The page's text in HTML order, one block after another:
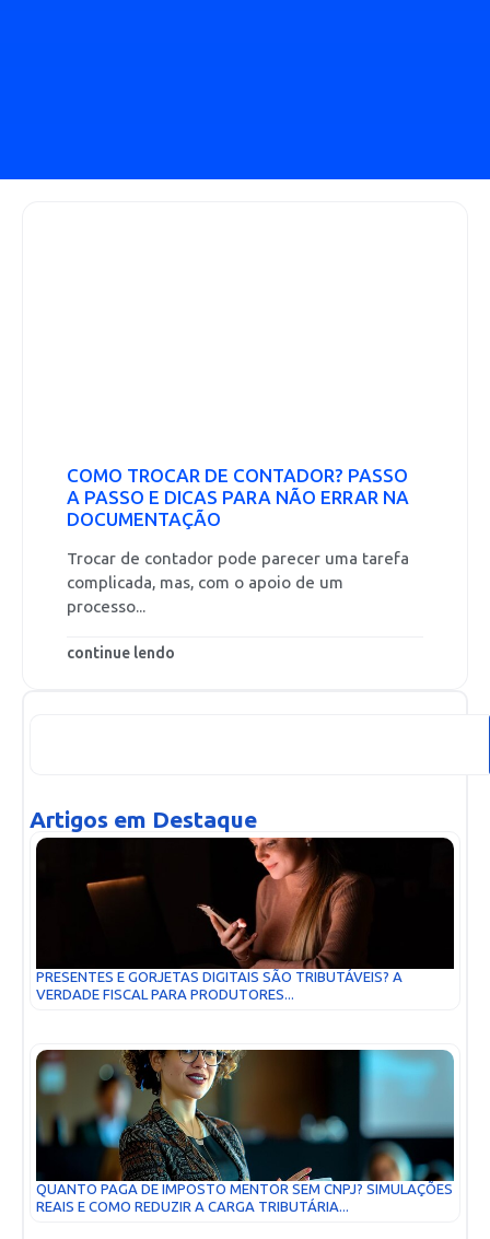
COMO TROCAR DE CONTADOR? PASSO
A PASSO E DICAS PARA NÃO ERRAR NA
DOCUMENTAÇÃO
Trocar de contador pode parecer uma tarefa
complicada, mas, com o apoio de um
processo...
continue lendo
Artigos em Destaque
PRESENTES E GORJETAS DIGITAIS SÃO TRIBUTÁVEIS? A
VERDADE FISCAL PARA PRODUTORES...
QUANTO PAGA DE IMPOSTO MENTOR SEM CNPJ? SIMULAÇÕES
REAIS E COMO REDUZIR A CARGA TRIBUTÁRIA...